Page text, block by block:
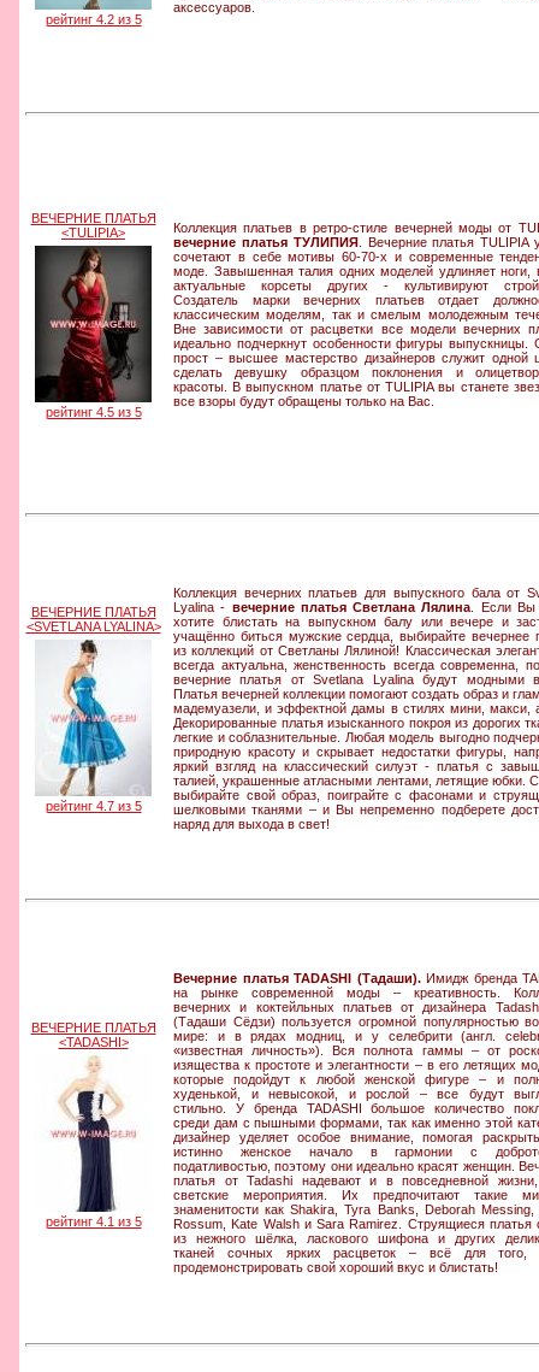
рейтинг 4.2 из 5
аксессуаров.
ВЕЧЕРНИЕ ПЛАТЬЯ
<TULIPIA>
рейтинг 4.5 из 5
Коллекция платьев в ретро-стиле вечерней моды от
вечерние платья ТУЛИПИЯ. Вечерние платья TULIPIA
сочетают в себе мотивы 60-70-х и современные
моде. Завышенная талия одних моделей удлиняет ноги,
актуальные корсеты других - культивируют
Создатель марки вечерних платьев отдает
классическим моделям, так и смелым молодежным
Вне зависимости от расцветки все модели вечерних
идеально подчеркнут особенности фигуры выпускницы.
прост – высшее мастерство дизайнеров служит одной
сделать девушку образцом поклонения и
красоты. В выпускном платье от TULIPIA вы станете
все взоры будут обращены только на Вас.
ВЕЧЕРНИЕ ПЛАТЬЯ
<SVETLANA LYALINA>
рейтинг 4.7 из 5
Коллекция вечерних платьев для выпускного бала от
Lyalina - вечерние платья Светлана Лялина . Если Вы
хотите блистать на выпускном балу или вечере и
учащённо биться мужские сердца, выбирайте вечернее
из коллекций от Светланы Лялиной! Классическая
всегда актуальна, женственность всегда современна,
вечерние платья от Svetlana Lyalina будут модными
Платья вечерней коллекции помогают создать образ и
мадемуазели, и эффектной дамы в стилях мини, макси,
Декорированные платья изысканного покроя из дорогих
легкие и соблазнительные. Любая модель выгодно
природную красоту и скрывает недостатки фигуры,
яркий взгляд на классический силуэт - платья с
талией, украшенные атласными лентами, летящие юбки.
выбирайте свой образ, поиграйте с фасонами и
шелковыми тканями – и Вы непременно подберете
наряд для выхода в свет!
ВЕЧЕРНИЕ ПЛАТЬЯ
<TADASHI>
рейтинг 4.1 из 5
Вечерние платья TADASHI (Тадаши).Имидж бренда
на рынке современной моды – креативность.
вечерних и коктейльных платьев от дизайнера
(Тадаши Сёдзи) пользуется огромной популярностью
мире: и в рядах модниц, и у селебрити (англ.
«известная личность»). Вся полнота гаммы – от
изящества к простоте и элегантности – в его летящих
которые подойдут к любой женской фигуре – и
худенькой, и невысокой, и рослой – все будут
стильно. У бренда TADASHI большое количество
среди дам с пышными формами, так как именно этой
дизайнер уделяет особое внимание, помогая
истинно женское начало в гармонии с
податливостью, поэтому они идеально красят женщин.
платья от Tadashi надевают и в повседневной
светские мероприятия. Их предпочитают такие
знаменитости как Shakira, Tyra Banks, Deborah Messing,
Rossum, Kate Walsh и Sara Ramirez. Струящиеся платья
из нежного шёлка, ласкового шифона и других
тканей сочных ярких расцветок – всё для того,
продемонстрировать свой хороший вкус и блистать!